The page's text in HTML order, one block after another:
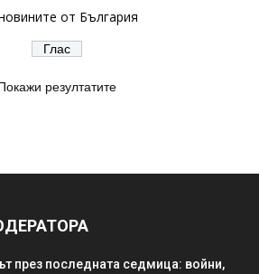
от България
резултатите
през последната седмица: войни,